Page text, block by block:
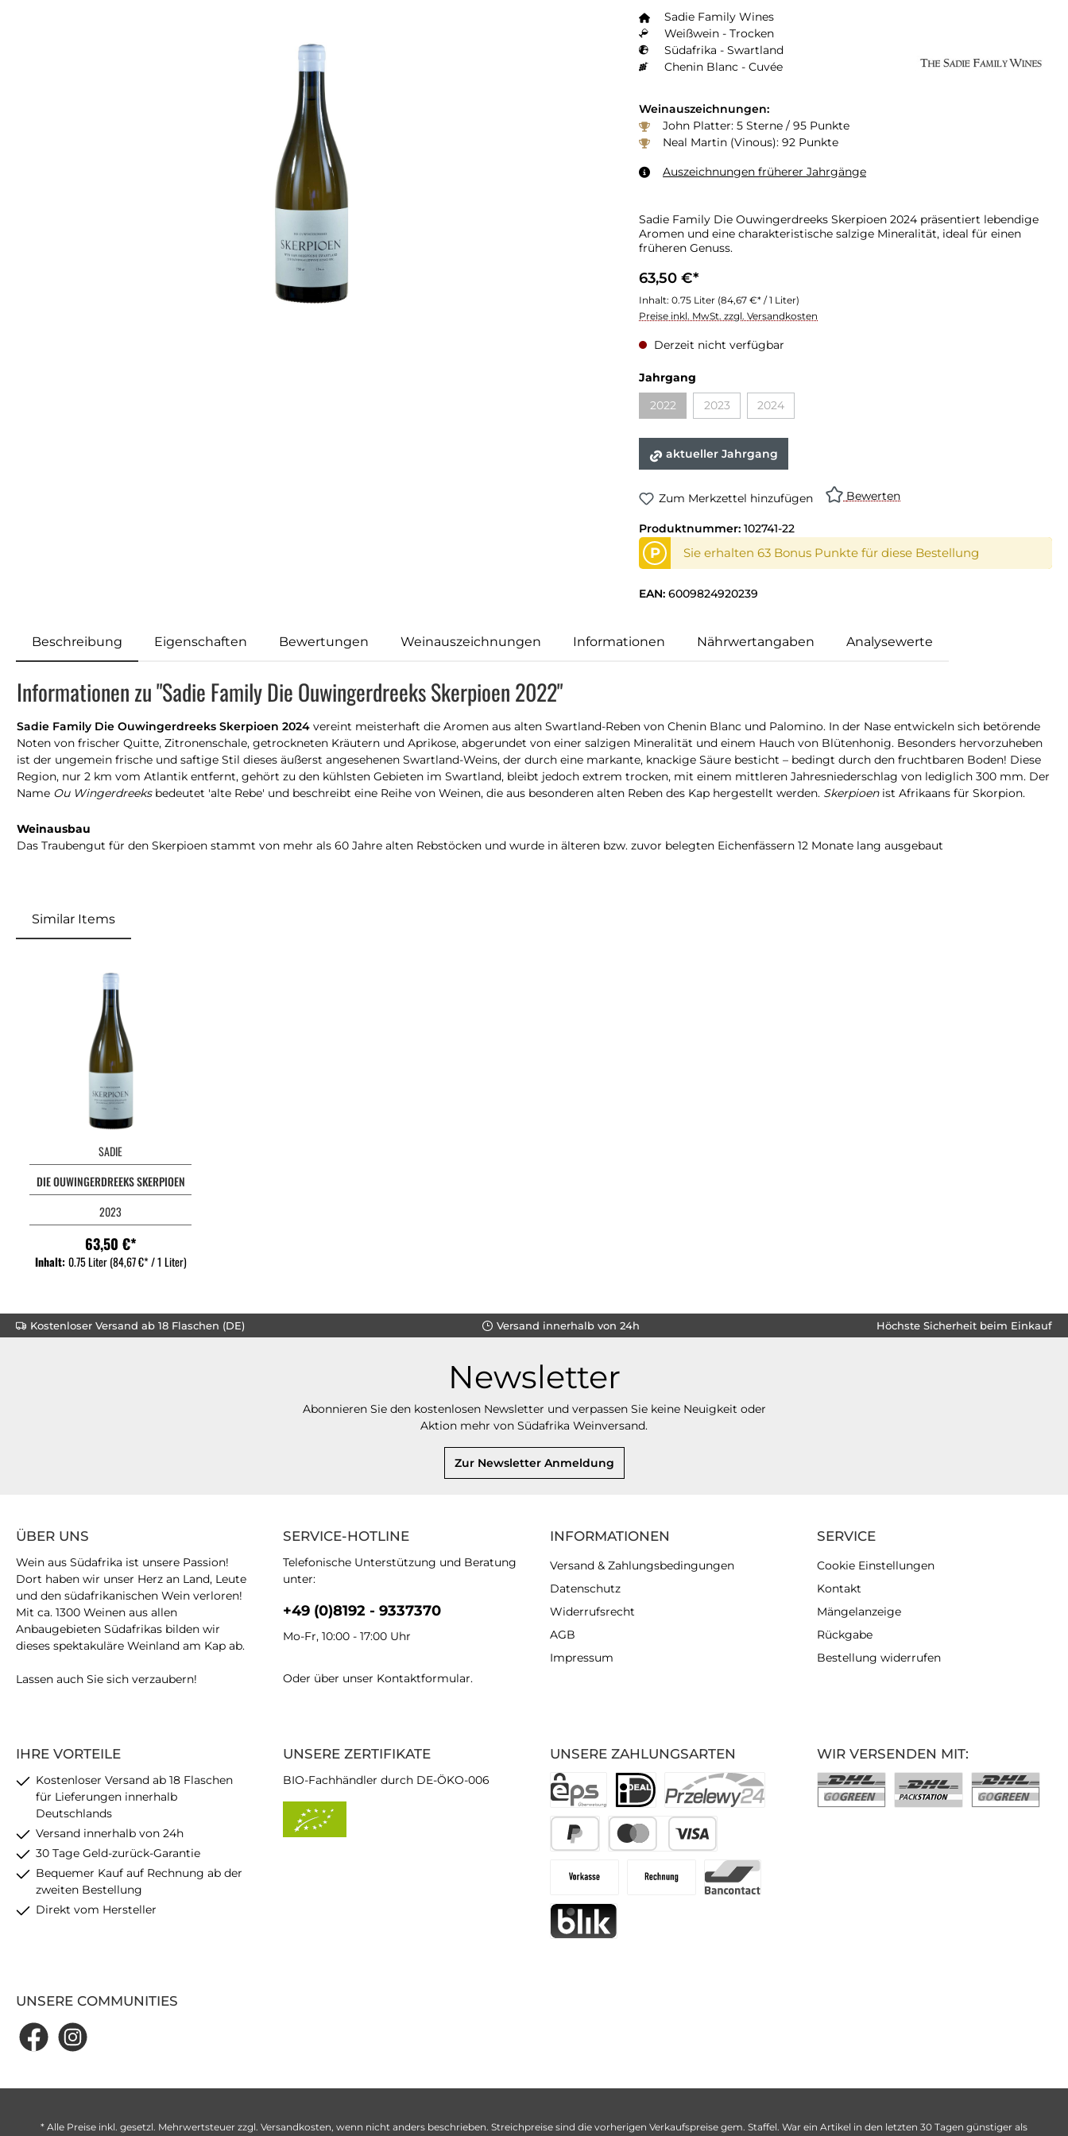
Sadie Family Wines
Weißwein - Trocken
Südafrika - Swartland
Chenin Blanc - Cuvée
Weinauszeichnungen:
John Platter: 5 Sterne / 95 Punkte
Neal Martin (Vinous): 92 Punkte
Auszeichnungen früherer Jahrgänge
Sadie Family Die Ouwingerdreeks Skerpioen 2024 präsentiert lebendige
Aromen und eine charakteristische salzige Mineralität, ideal für einen
früheren Genuss.
63,50 €*
Inhalt: 0.75 Liter (84,67 €* / 1 Liter)
Preise inkl. MwSt. zzgl. Versandkosten
Derzeit nicht verfügbar
Jahrgang
2022
2023 2024
aktueller Jahrgang
Zum Merkzettel hinzufügen Bewerten
Produktnummer: 102741-22
P Sie erhalten 63 Bonus Punkte für diese Bestellung
EAN: 6009824920239
Beschreibung Eigenschaften Bewertungen Weinauszeichnungen Informationen Nährwertangaben Analysewerte
Informationen zu "Sadie Family Die Ouwingerdreeks Skerpioen 2022"
Sadie Family Die Ouwingerdreeks Skerpioen 2024 vereint meisterhaft die Aromen aus alten Swartland-Reben von Chenin Blanc und Palomino. In der Nase entwickeln sich betörende
Noten von frischer Quitte, Zitronenschale, getrockneten Kräutern und Aprikose, abgerundet von einer salzigen Mineralität und einem Hauch von Blütenhonig. Besonders hervorzuheben
ist der ungemein frische und saftige Stil dieses äußerst angesehenen Swartland-Weins, der durch eine markante, knackige Säure besticht – bedingt durch den fruchtbaren Boden! Diese
Region, nur 2 km vom Atlantik entfernt, gehört zu den kühlsten Gebieten im Swartland, bleibt jedoch extrem trocken, mit einem mittleren Jahresniederschlag von lediglich 300 mm. Der
Name Ou Wingerdreeksbedeutet 'alte Rebe' und beschreibt eine Reihe von Weinen, die aus besonderen alten Reben des Kap hergestellt werden. Skerpioenist Afrikaans für Skorpion.
Weinausbau
Das Traubengut für den Skerpioen stammt von mehr als 60 Jahre alten Rebstöcken und wurde in älteren bzw. zuvor belegten Eichenfässern 12 Monate lang ausgebaut
Similar Items
SADIE
DIE OUWINGERDREEKS SKERPIOEN
2023
63,50 €*
Inhalt: 0.75 Liter(84,67 €* / 1 Liter)
Kostenloser Versand ab 18 Flaschen (DE) Versand innerhalb von 24h Höchste Sicherheit beim Einkauf
Newsletter
Abonnieren Sie den kostenlosen Newsletter und verpassen Sie keine Neuigkeit oder
Aktion mehr von Südafrika Weinversand.
Zur Newsletter Anmeldung
SERVICE-HOTLINE
Telefonische Unterstützung und Beratung
unter:
+49 (0)8192 - 9337370
Mo-Fr, 10:00 - 17:00 Uhr
Oder über unser Kontaktformular.
IHRE VORTEILE
Kostenloser Versand ab 18 Flaschen
für Lieferungen innerhalb
Deutschlands
Versand innerhalb von 24h
30 Tage Geld-zurück-Garantie
Bequemer Kauf auf Rechnung ab der
zweiten Bestellung
Direkt vom Hersteller
UNSERE ZAHLUNGSARTEN
ÜBER UNS
Wein aus Südafrika ist unsere Passion!
Dort haben wir unser Herz an Land, Leute
und den südafrikanischen Wein verloren!
Mit ca. 1300 Weinen aus allen
Anbaugebieten Südafrikas bilden wir
dieses spektakuläre Weinland am Kap ab.
Lassen auch Sie sich verzaubern!
UNSERE ZERTIFIKATE
BIO-Fachhändler durch DE-ÖKO-006
INFORMATIONEN
Versand & Zahlungsbedingungen
Datenschutz
Widerrufsrecht
AGB
Impressum
SERVICE
Cookie Einstellungen
Kontakt
Mängelanzeige
Rückgabe
Bestellung widerrufen
UNSERE COMMUNITIES
WIR VERSENDEN MIT:
* Alle Preise inkl. gesetzl. Mehrwertsteuer zzgl. Versandkosten, wenn nicht anders beschrieben. Streichpreise sind die vorherigen Verkaufspreise gem. Staffel. War ein Artikel in den letzten 30 Tagen günstiger als